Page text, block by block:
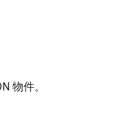
物件。